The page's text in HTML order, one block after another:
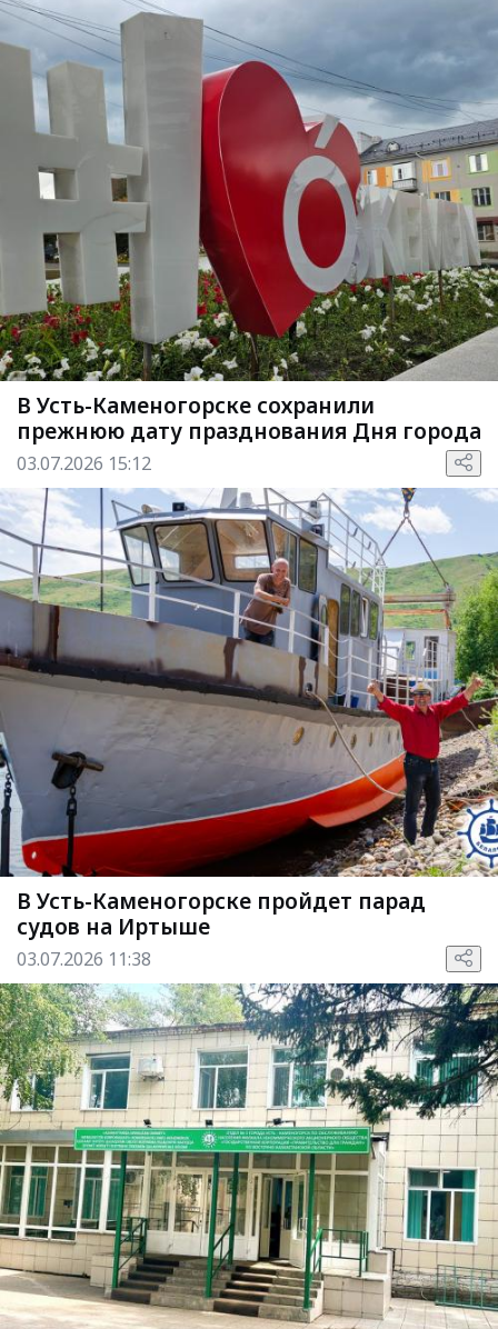
В Усть-Каменогорске сохранили
прежнюю дату празднования Дня города
03.07.2026 15:12
В Усть-Каменогорске пройдет парад
судов на Иртыше
03.07.2026 11:38